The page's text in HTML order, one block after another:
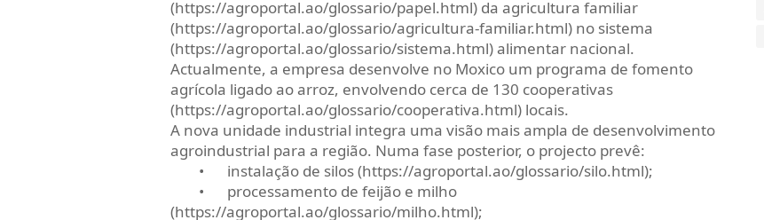
(https://agroportal.ao/glossario/papel.html) da agricultura familiar
(https://agroportal.ao/glossario/agricultura-familiar.html) no sistema
(https://agroportal.ao/glossario/sistema.html) alimentar nacional.
Actualmente, a empresa desenvolve no Moxico um programa de fomento
agrícola ligado ao arroz, envolvendo cerca de 130 cooperativas
(https://agroportal.ao/glossario/cooperativa.html) locais.
A nova unidade industrial integra uma visão mais ampla de desenvolvimento
agroindustrial para a região. Numa fase posterior, o projecto prevê:
•
instalação de silos (https://agroportal.ao/glossario/silo.html);
•
processamento de feijão e milho
(https://agroportal.ao/glossario/milho.html);